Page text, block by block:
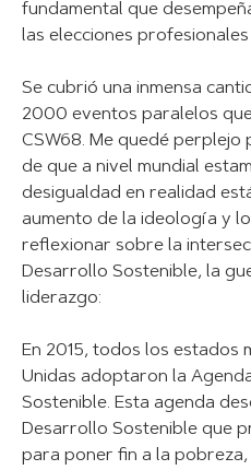
fundamental que
las elecciones profesionales
Se cubrió una inmensa
2000 eventos paralelos
CSW68. Me quedé
de que a nivel mundial
desigualdad en realidad
aumento de la ideología y
reflexionar sobre la
Desarrollo Sostenible, la
liderazgo:
En 2015, todos los estados
Unidas adoptaron la
Sostenible. Esta agenda
Desarrollo Sostenible que
para poner fin a la